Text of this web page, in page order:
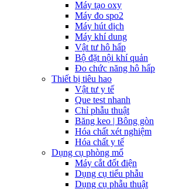
Máy tạo oxy
Máy đo spo2
Máy hút dịch
Máy khí dung
Vật tư hô hấp
Bộ đặt nội khí quản
Đo chức năng hô hấp
Thiết bị tiêu hao
Vật tư y tế
Que test nhanh
Chỉ phẫu thuật
Băng keo | Bông gòn
Hóa chất xét nghiệm
Hóa chất y tế
Dụng cụ phòng mổ
Máy cắt đốt điện
Dụng cụ tiểu phẫu
Dụng cụ phẫu thuật